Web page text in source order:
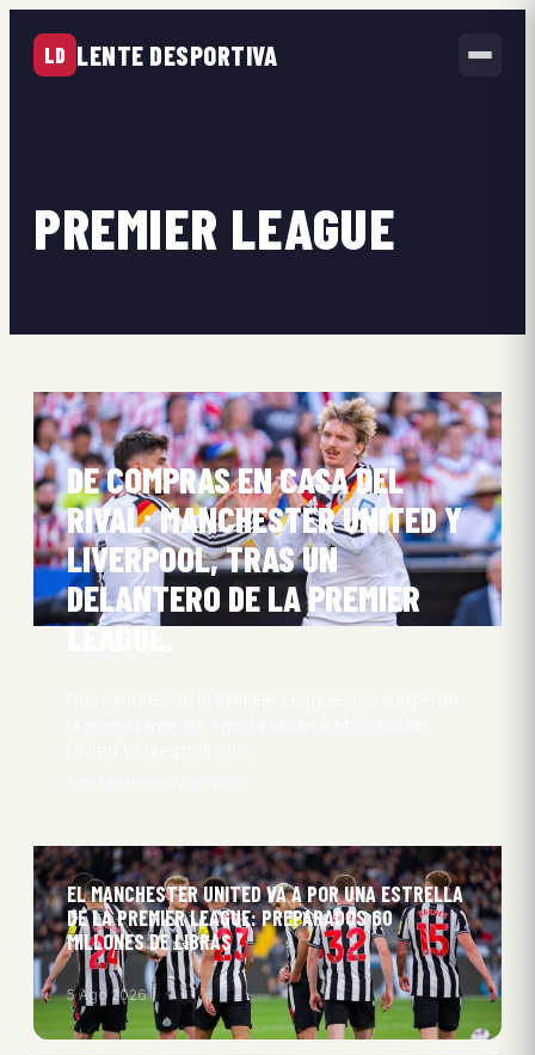
LD LENTE DESPORTIVA
PREMIER LEAGUE
DE COMPRAS EN CASA DEL
RIVAL: MANCHESTER UNITED Y
LIVERPOOL, TRAS UN
DELANTERO DE LA PREMIER
LEAGUE.
EL MANCHESTER UNITED VA A POR UNA ESTRELLA
DE LA PREMIER LEAGUE: PREPARADOS 60
MILLONES DE LIBRAS
5 Ago 2026